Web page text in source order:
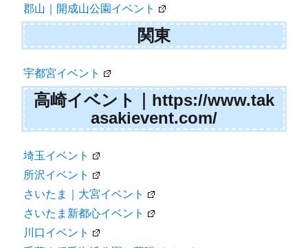
郡山｜開成山公園イベント
関東
宇都宮イベント
高崎イベント｜https://www.tak
asakievent.com/
埼玉イベント
所沢イベント
さいたま｜大宮イベント
さいたま新都心イベント
川口イベント